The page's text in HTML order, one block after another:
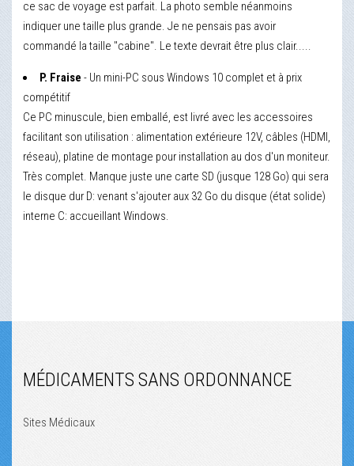
ce sac de voyage est parfait. La photo semble néanmoins
indiquer une taille plus grande. Je ne pensais pas avoir
commandé la taille "cabine". Le texte devrait être plus clair.....
P. Fraise - Un mini-PC sous Windows 10 complet et à prix
compétitif
Ce PC minuscule, bien emballé, est livré avec les accessoires
facilitant son utilisation : alimentation extérieure 12V, câbles (HDMI,
réseau), platine de montage pour installation au dos d'un moniteur.
Très complet. Manque juste une carte SD (jusque 128 Go) qui sera
le disque dur D: venant s'ajouter aux 32 Go du disque (état solide)
interne C: accueillant Windows.
MÉDICAMENTS SANS ORDONNANCE
Sites Médicaux